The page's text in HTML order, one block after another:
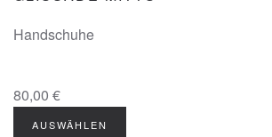
Handschuhe
80,00 €
AUSWÄHLEN